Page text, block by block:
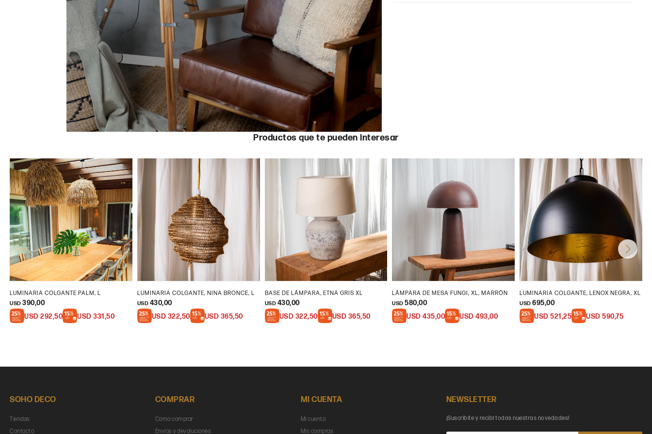
Productos que te pueden interesar
LUMINARIA COLGANTE PALM, L
USD 390,00
USD 292,50 USD 331,50
LUMINARIA COLGANTE, NINA BRONCE, L
USD 430,00
USD 322,50 USD 365,50
BASE DE LÁMPARA, ETNA GRIS XL
USD 430,00
USD 322,50 USD 365,50
LÁMPARA DE MESA FUNGI, XL, MARRÓN
USD 580,00
USD 435,00 USD 493,00
LUMINARIA COLGANTE, LENOX NEGRA, XL
USD 695,00
USD 521,25 USD 590,75
SOHO DECO
Tiendas
Contacto
COMPRAR
Como comprar
Envíos y devoluciones
MI CUENTA
Mi cuenta
Mis compras
NEWSLETTER
¡Suscribite y recibí todas nuestras novedades!